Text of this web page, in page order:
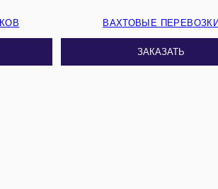
ВАХТОВЫЕ
ЗАКАЗАТЬ